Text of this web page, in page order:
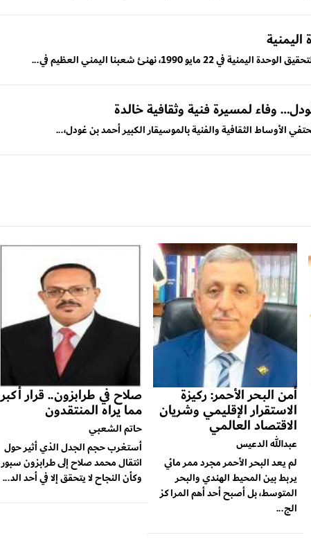
1990، نهنئ شعبنا اليمني العظيم في...
وفاء لمسيرة فنية وثقافية خالدة
الأوساط الثقافية والفنية بالموسيقار الكبير أحمد بن غودل،...
أمن البحر الأحمر: ركيزة
الاستقرار الإقليمي وشريان
الاقتصاد العالمي
عبدالله الدعيس
لم يعد البحر الأحمر مجرد ممر مائي
يربط بين المحيط الهندي والبحر
المتوسط، بل أصبح أحد أهم المراكز
الج...
صلاح في طرابزون.. قرار أكبر
مما يراه المنتقدون
حاتم الشعبي
أستغرب حجم الجدل الذي أثير حول
انتقال محمد صلاح إلى طرابزون سبور
وكأن النجاح لا يتحقق إلا في أحد الد...